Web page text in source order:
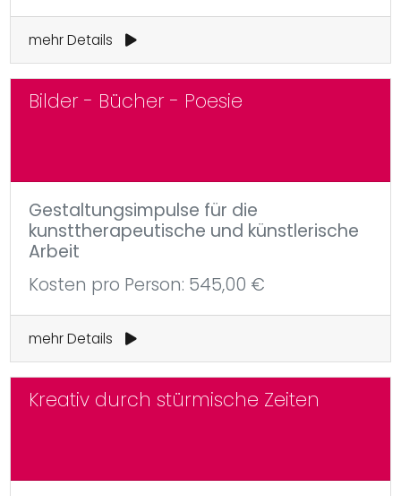
mehr Details
Bilder - Bücher - Poesie
Gestaltungsimpulse für die
kunsttherapeutische und künstlerische
Arbeit
Kosten pro Person: 545,00 €
mehr Details
Kreativ durch stürmische Zeiten